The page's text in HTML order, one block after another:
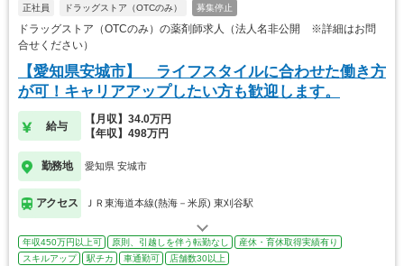
正社員 ドラッグストア（OTCのみ） 募集停止
ドラッグストア（OTCのみ）の薬剤師求人（法人名非公開 ※詳細はお問
合せください）
【愛知県安城市】 ライフスタイルに合わせた働き方
が可！キャリアアップしたい方も歓迎します。
給与
【月収】34.0万円
【年収】498万円
勤務地 愛知県 安城市
アクセス ＪＲ東海道本線(熱海－米原) 東刈谷駅
年収450万円以上可 原則、引越しを伴う転勤なし
産休・育休取得実績有り
スキルアップ
駅チカ 車通勤可 店舗数30以上